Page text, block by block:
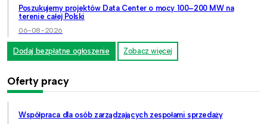
Poszukujemy projektów Data Center o mocy 100–200 MW na
terenie całej Polski
06-08-2026
Dodaj bezpłatne ogłoszenie Zobacz więcej
Oferty pracy
Współpraca dla osób zarządzających zespołami sprzedaży